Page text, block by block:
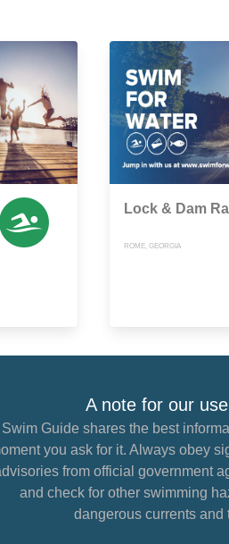
Lock & Dam
ROME, GEORGIA
A note for our
Swim Guide shares the best
you ask for it. Always obey
from official government
and check for other swimming
dangerous currents and